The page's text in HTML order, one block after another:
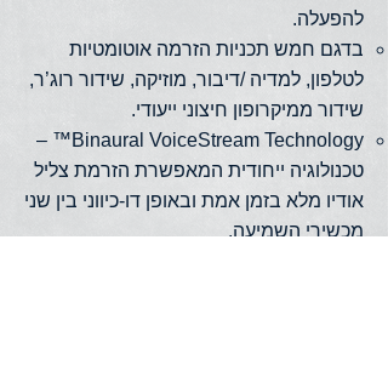
להפעלה.
בדגם חמש תכניות הזרמה אוטומטיות
לטלפון, למדיה /דיבור, מוזיקה, שידור רוג’ר,
שידור ממיקרופון חיצוני ייעודי.
Binaural VoiceStream Technology™ –
טכנולוגיה ייחודית המאפשרת הזרמת צליל
אודיו מלא בזמן אמת ובאופן דו-כיווני בין שני
מכשירי השמיעה.